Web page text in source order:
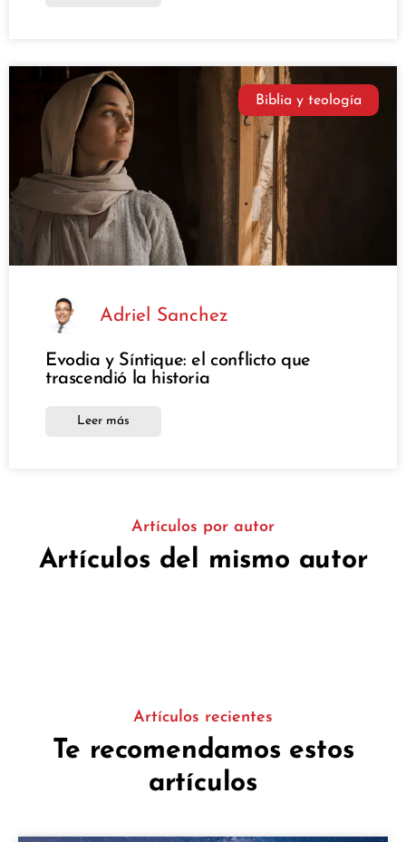
Biblia y teología
Adriel Sanchez
Evodia y Síntique: el conflicto que
trascendió la historia
Leer más
Artículos por autor
Artículos del mismo autor
Artículos recientes
Te recomendamos estos
artículos